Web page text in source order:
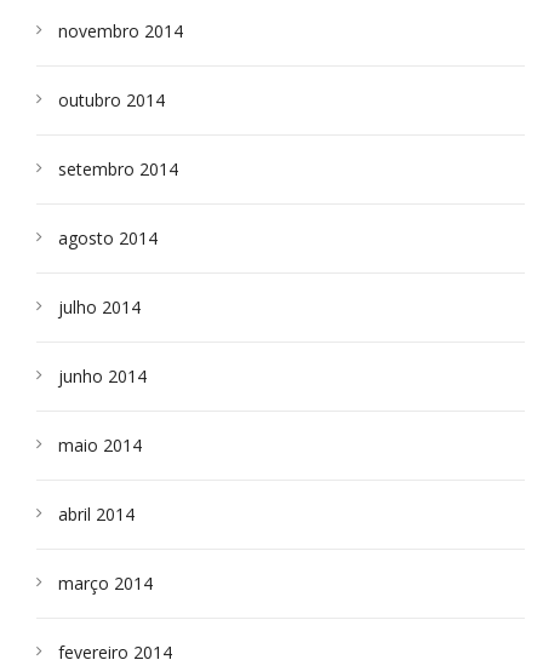
novembro 2014
outubro 2014
setembro 2014
agosto 2014
julho 2014
junho 2014
maio 2014
abril 2014
março 2014
fevereiro 2014